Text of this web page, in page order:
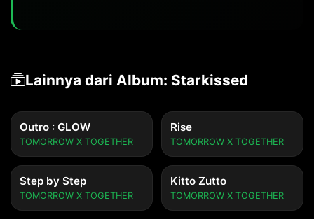
Lainnya dari Album: Starkissed
Outro : GLOW
TOMORROW X TOGETHER
Rise
TOMORROW X TOGETHER
Step by Step
TOMORROW X TOGETHER
Kitto Zutto
TOMORROW X TOGETHER